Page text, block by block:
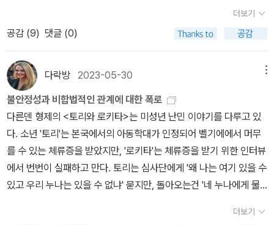
철거반대 투쟁’으로 기억되는 사건이다. 그로부터 10여 년이 흐른 뒤
리멍덩한 몰골로 잠만 자던 사람들이 사뭇 진지하게 얘기를 주고받으
며 풍경을 탐”하느라 “인류학의 언어가 비집고 들어갈 틈이 없었던”
“밝은 빛, 높은 첨탑, 기계 소리, 몸의 흥분과 들썩거림.” 당시의 광경
을 묘사하며 저자는 오랫동안 떨치지 못한 그 감각을 좀더 구체적인
언어로 설명해낸다. 돌이켜보면, 나를 인류학의 세계로 이끈 것은 머
나먼 지역에 대한 관심도, 인류 보편의 법칙을 발견하겠다는 야심도
아니고, 타자의 행위가 나의 분류 체계를 흔드는 경험이었다.(376)
이러한 경험을 떠올리며 그가 자주 언급하는 단어는 ‘긴장’이다. 복수
複數의 세계에서 하나의 세계가 또 다른 세계를 제대로 대면할 때 발
속해서 긴장한 자세를 견지하고, 긴장되는 구도를 발견하며, 긴장감
의 《인간 섬》.현재를 사는 사람들중 대부분은 난민의 존재를 뉴스에
서만 접하고 나랑은 거리가 멀다고 생각할텐데, 분명 어딘가에 어려
운 삶이 있다는 걸 알고 있다면, 그 삶을 잘 들여다보아야 그 다음으로
갈 수 있는게 아닐까 싶어서 읽어보게 된 책이다.사실 계기는 소설이
었다.'카밀라 그레베'의 《애프터 쉬즈 곤》에는 난민에 대한 혐오를 가
지고 있던 인물이 그 자신이 난민이었음을 깨닫게 되는 장면이 있다.
어딘가에서 일어나고 있는 일이라면 바로 여기에서도 일어날 수 있는
일이고, 등장인물의 '내가?' 를 보고 난민에 대해 너무 모르고 살지는
말자, 하고 장 지글러를 읽게 되었다.나는 우리가 이 책을 읽어봐야 한
다고 생각한다. 여섯번째 책은 '게일 다인스'의 《포르노랜드》2000년
에서 2024년까지 가장 크게 발전하고 가장 빠른 속도로 발전한 게
(더불어 주변국과의 관계)를 확인하기 위해 작년 말부터 읽기 시작했
다. 고려의 역사와 주변국과의 역사를 확인하면서 보완하는데 꽤나
도움을 받고 있다. 앞부분에는 번역본을 싣고 뒷부분에는 원문과 함
께 실려 있으며 분량 자체가 길지 않아 마음에 든다. <1945년 해방
직후사>는 말해 무엇하랴. 이 달의 원픽으로 뽑을 수밖에 없는 책이
다. 가장 흥미롭게 읽었으며 읽는 내내 후속 공부를 떠올릴 수밖에 없
게 만들었다. 인문, 사회 분야의 책들 2권은 모두 좋았다. 이런 책들을
읽으며 주변을 다시 한번 돌아보고 잠시나마 반성하는 시간을 갖는
다. 주변에 있지만 외면하는 일들이 비일비재한데 문제는 이것이 나
에게도 언제든 닥칠 수 있는 일임에도 돌아보지 않는다는데 있다. 간
만에 한국 단편 소설을 읽었고 좋은 에세이를 읽었다. 가슴이 말랑말
한 권도 읽지 못했다.1권을 읽고 마음에 들면 이어서 읽어봐야지.이번
주 내내 춥더니 그나마 오늘 낮에는 햇빛 때문에 살 것 같구나.햋빛 쬐
들었다. 그리고 오늘은 금요일! 금요일은 어쨌든 금요일이다. 얼마 전
도서관에서 대출을 3권 빌렸는데 1권만 완독하고 1권은 진행중이고 1
권은 아직 시작도 못했다. 일주일 연장했는데 대출 기간이 또 임박...!
역시 도서관 대출은 2권까지가 적당한 것 같다. 3권 넘어가면 힘들
군...이 책들 포함해서 주말에는 열독하는 것으로^^;
준 책이 아닌가 싶습니다. 특히 의존(dependency)을 부정적으로
바라보는 사회적 통념에 맞서 사실 이 세상의 누구도 상대방에 대한
의존없이 살기 힘들다는 지극한 명제를 상기시켜주는 대목은 인상적
이었습니다(p64). 개인이 가족에 의존하거나 속한 공동체에 의존하
는 건 사실 너무나 당연한 일인데 경제개발이 시작된 한국에서 스스
로 살수 없는 사람들을 무능력하다고 ‘낙인(烙印)을 찍고 경멸해 온
것은 아닌지 말입니다. 마지막 9장은 코로나 19 팬데믹과 기후위기
로 서구의 학자들이 개념화하기 시작한 인류세 (Anthropocene, 人
類世)시대에서의 빈곤에 대한 담론으로 단순히 인간사이에서의 빈
곤 뿐만 아니라 인간과 비인간사이의 관계를 인식하는 새로운 주장을
소개합니다. 그리고 한국에서 활동하는 빈곤활동가들이 현장에서 같
더보기
공감 (9) 댓글 (0)
다락방 2023-05-30
불안정성과 비합법적인 관계에 대한 폭로
다른덴 형제의 <토리와 로키타>는 미성년 난민 이야기를 다루고 있
다. 소년 '토리'는 본국에서의 아동학대가 인정되어 벨기에에서 머무
를 수 있는 체류증을 받았지만, '로키타'는 체류증을 받기 위한 인터뷰
에서 번번이 실패하고 만다. 토리는 심사단에게 '왜 나는 여기 있을 수
있고 우리 누나는 있을 수 없냐' 묻지만, 돌아오는건 '네 누나에게 물
면, 나를 누가 돌봐주죠? 이 커다란 문제 앞에 아무도 답을 주지 않고
더보기